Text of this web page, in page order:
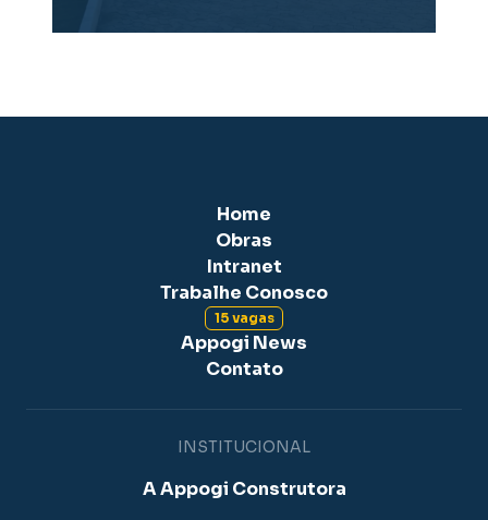
Home
Obras
Intranet
Trabalhe Conosco
15 vagas
Appogi News
Contato
INSTITUCIONAL
A Appogi Construtora